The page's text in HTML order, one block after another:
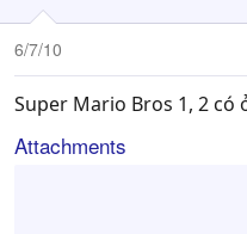
6/7/10
Super Mario Bros 1, 2 có
Attachments